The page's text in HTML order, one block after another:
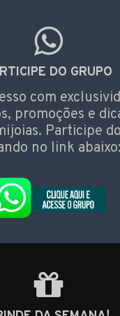
DO GRUPO
com
promoções e
Participe
no link abaixo: